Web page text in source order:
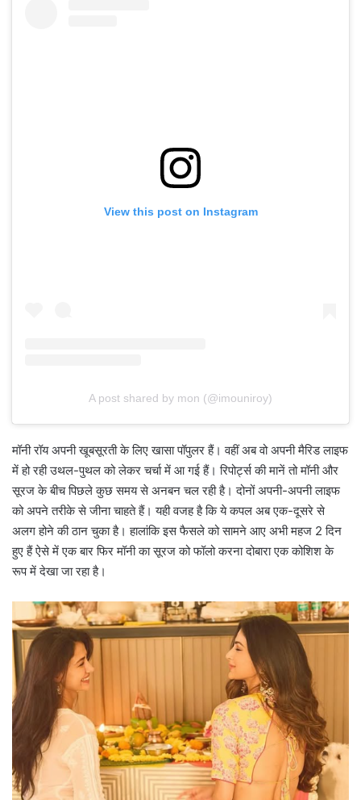
View this post on Instagram
A post shared by mon (@imouniroy)
मॉनी रॉय अपनी खूबसूरती के लिए खासा पॉपुलर हैं। वहीं अब वो अपनी मैरिड लाइफ
में हो रही उथल-पुथल को लेकर चर्चा में आ गई हैं। रिपोर्ट्स की मानें तो मॉनी और
सूरज के बीच पिछले कुछ समय से अनबन चल रही है। दोनों अपनी-अपनी लाइफ
को अपने तरीके से जीना चाहते हैं। यही वजह है कि ये कपल अब एक-दूसरे से
अलग होने की ठान चुका है। हालांकि इस फैसले को सामने आए अभी महज 2 दिन
हुए हैं ऐसे में एक बार फिर मॉनी का सूरज को फॉलो करना दोबारा एक कोशिश के
रूप में देखा जा रहा है।